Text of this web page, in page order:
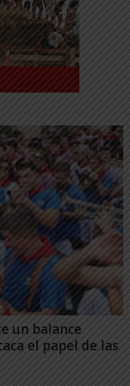
un balance
el papel de las